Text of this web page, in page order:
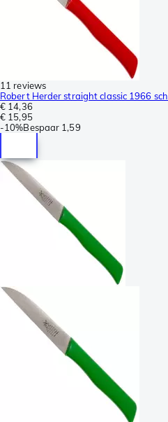
11 reviews
Robert Herder straight classic 1966
€ 14,36
€ 15,95
-10%Bespaar 1,59